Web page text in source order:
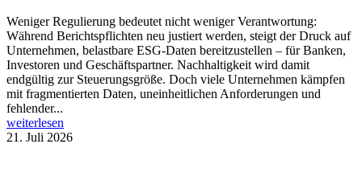
Weniger Regulierung bedeutet nicht weniger Verantwortung:
Während Berichtspflichten neu justiert werden, steigt der Druck auf
Unternehmen, belastbare ESG-Daten bereitzustellen – für Banken,
Investoren und Geschäftspartner. Nachhaltigkeit wird damit
endgültig zur Steuerungsgröße. Doch viele Unternehmen kämpfen
mit fragmentierten Daten, uneinheitlichen Anforderungen und
fehlender...
weiterlesen
21. Juli 2026